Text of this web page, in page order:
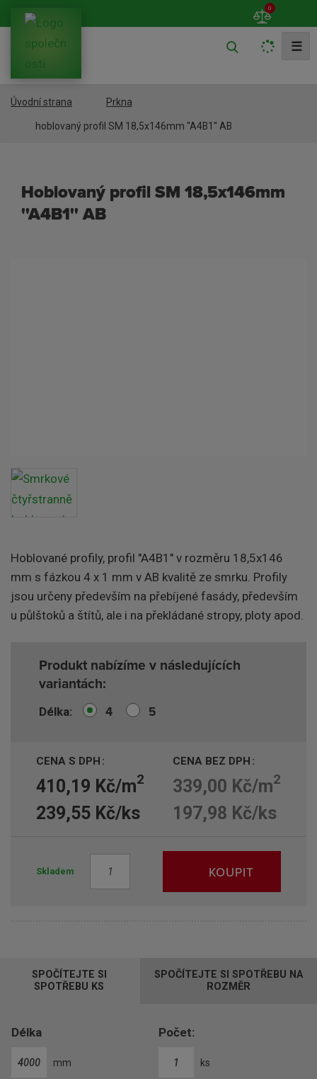
0
t
☰
Úvodní strana Prkna
hoblovaný profil SM 18,5x146mm ''A4B1'' AB
hoblovaný profil SM 18,5x146mm
''A4B1'' AB
Hoblované profily, profil "A4B1" v rozměru 18,5x146
mm s fázkou 4 x 1 mm v AB kvalitě ze smrku. Profily
jsou určeny především na přebíjené fasády, především
u půlštoků a štítů, ale i na překládané stropy, ploty apod.
Produkt nabízíme v následujících
variantách:
Délka 4 5
CENA S DPH
410,19 Kč/m2
239,55 Kč/ks
CENA BEZ DPH
339,00 Kč/m2
197,98 Kč/ks
Skladem KOUPIT
o
č
SPOČÍTEJTE SI
SPOTŘEBU KS
SPOČÍTEJTE SI SPOTŘEBU NA
ROZMĚR
Délka
mm
Počet:
ks